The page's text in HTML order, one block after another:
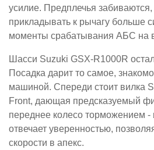
усилие. Предплечья забиваются,
прикладывать к рычагу больше
моменты срабатывания АБС на
Шасси Suzuki GSX-R1000R
Посадка дарит то самое,
машиной. Спереди стоит вилка
Front, дающая предсказуемый
переднее колесо торможением
отвечает уверенностью,
скорости в апекс.